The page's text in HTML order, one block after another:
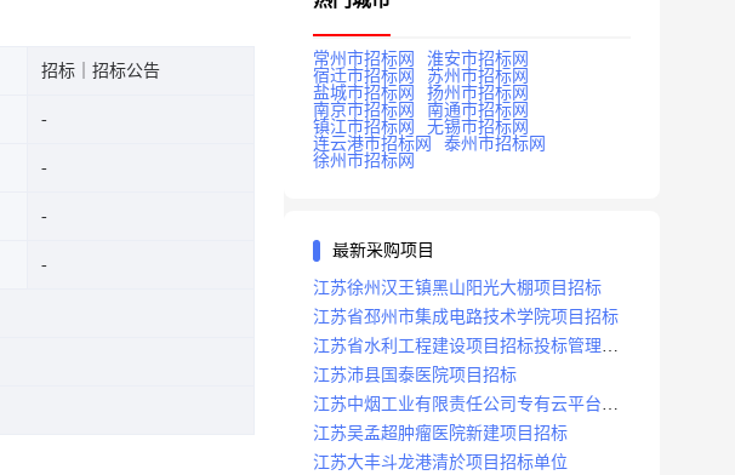
招标｜招标公告
常州市招标网
淮安市招标网
宿迁市招标网
苏州市招标网
盐城市招标网
扬州市招标网
南京市招标网
南通市招标网
镇江市招标网
无锡市招标网
连云港市招标网
泰州市招标网
徐州市招标网
最新采购项目
江苏徐州汉王镇黑山阳光大棚项目招标
江苏省邳州市集成电路技术学院项目招标
江苏省水利工程建设项目招标投标管理办
法
江苏沛县国泰医院项目招标
江苏中烟工业有限责任公司专有云平台扩
容项目招标
江苏吴孟超肿瘤医院新建项目招标
江苏大丰斗龙港清於项目招标单位